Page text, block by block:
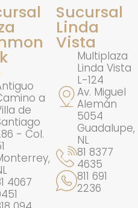
a
de
- Col.
4067
Sucursal
Linda
Vista
Multiplaza
Linda Vista
L-124
Av. Miguel
Alemán
5054
Guadalupe,
NL
81 8377
4635
811 691
2236